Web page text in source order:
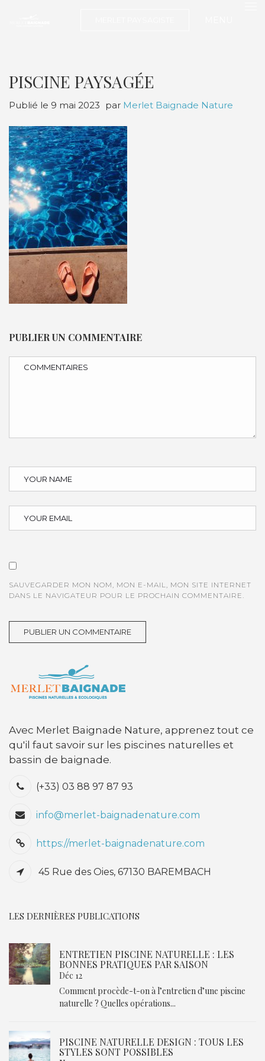
PISCINE PAYSAGÉE
Publié le 9 mai 2023 par Merlet Baignade Nature
PUBLIER UN COMMENTAIRE
SAUVEGARDER MON NOM, MON E-MAIL, MON SITE INTERNET
DANS LE NAVIGATEUR POUR LE PROCHAIN COMMENTAIRE.
Avec Merlet Baignade Nature, apprenez tout ce
qu'il faut savoir sur les piscines naturelles et
bassin de baignade.
(+33) 03 88 97 87 93
info@merlet-baignadenature.com
https://merlet-baignadenature.com
45 Rue des Oies, 67130 BAREMBACH
LES DERNIÈRES PUBLICATIONS
ENTRETIEN PISCINE NATURELLE : LES
BONNES PRATIQUES PAR SAISON
Déc 12
Comment procède-t-on à l’entretien d’une piscine
naturelle ? Quelles opérations...
PISCINE NATURELLE DESIGN : TOUS LES
STYLES SONT POSSIBLES